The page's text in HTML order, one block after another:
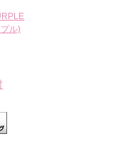
ル)